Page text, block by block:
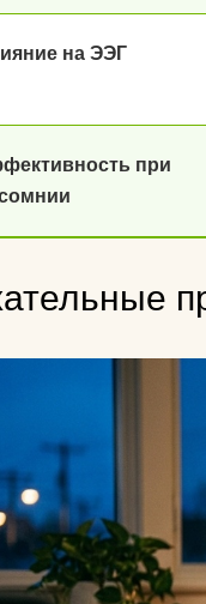
на ЭЭГ
при